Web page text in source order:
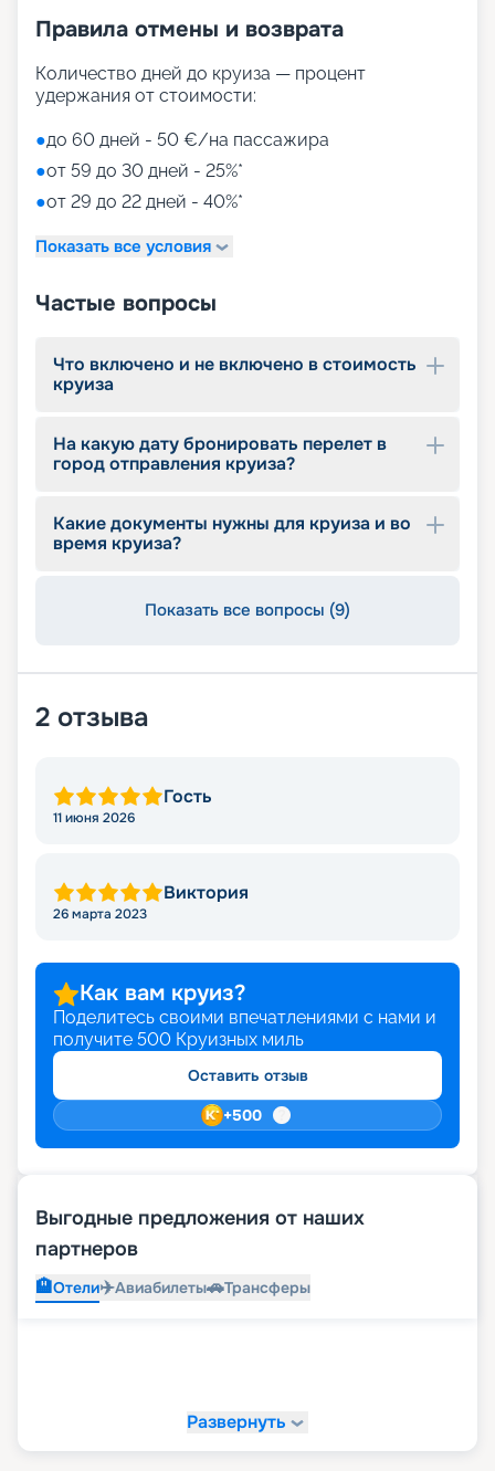
накрытый светодиодным куполом;
• MSC Aurea Spa – огромный выбор Spa-
процедур на площади 1000 м2;
• игровые зоны от LEGO;
• детский клуб Chicco.
Путешествуйте с
«Круиз.онлайн»
Наша компания предлагает купить путевки на
круизы MSC World Europa не выходя из дома. На
информацию для выбора тура: расписание
круизов на 2026 - 2027 г., характеристики
Опытные специалисты с удовольствием
проконсультируют вас, помогут с оформлением
оказывать информационную поддержку на
протяжении круиза. Бронируйте путевки и
отправляйтесь в сказочное путешествие на
Правила отмены и возврата
Количество дней до круиза — процент
удержания от стоимости:
●до 60 дней - 50 €/на пассажира
●от 59 до 30 дней - 25%*
●от 29 до 22 дней - 40%*
Показать все условия
Частые вопросы
Что включено и не включено в стоимость
круиза
На какую дату бронировать перелет в
город отправления круиза?
Какие документы нужны для круиза и во
время круиза?
Показать все вопросы (9)
2 отзыва
Гость
11 июня 2026
Виктория
26 марта 2023
Как вам круиз?
Поделитесь своими впечатлениями с нами и
получите 500 Круизных миль
Оставить отзыв
+500
Выгодные предложения от наших
партнеров
🏨Отели✈️Авиабилеты🚗Трансферы
Развернуть